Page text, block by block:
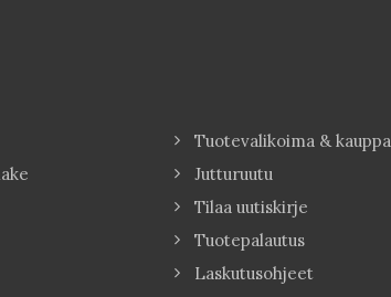
Tuotevalikoima & kauppa
Jutturuutu
Tilaa uutiskirje
Tuotepalautus
Laskutusohjeet